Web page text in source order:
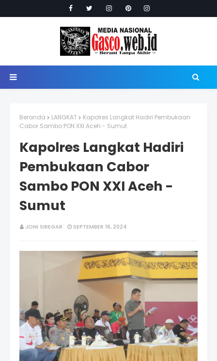
Beranda LANGKAT
Kapolres Langkat Hadiri Pembukaan
Cabor Sambo PON XXI Aceh - Sumut
Kapolres Langkat Hadiri
Pembukaan Cabor
Sambo PON XXI Aceh -
Sumut
JONI SIREGAR SEPTEMBER 16, 2024